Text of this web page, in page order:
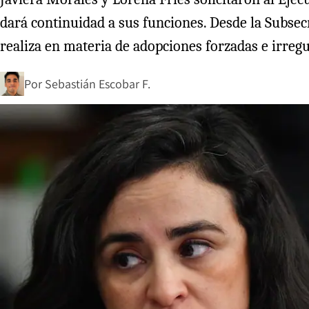
dará continuidad a sus funciones. Desde la
realiza en materia de adopciones forzadas e
Por Sebastián Escobar F.